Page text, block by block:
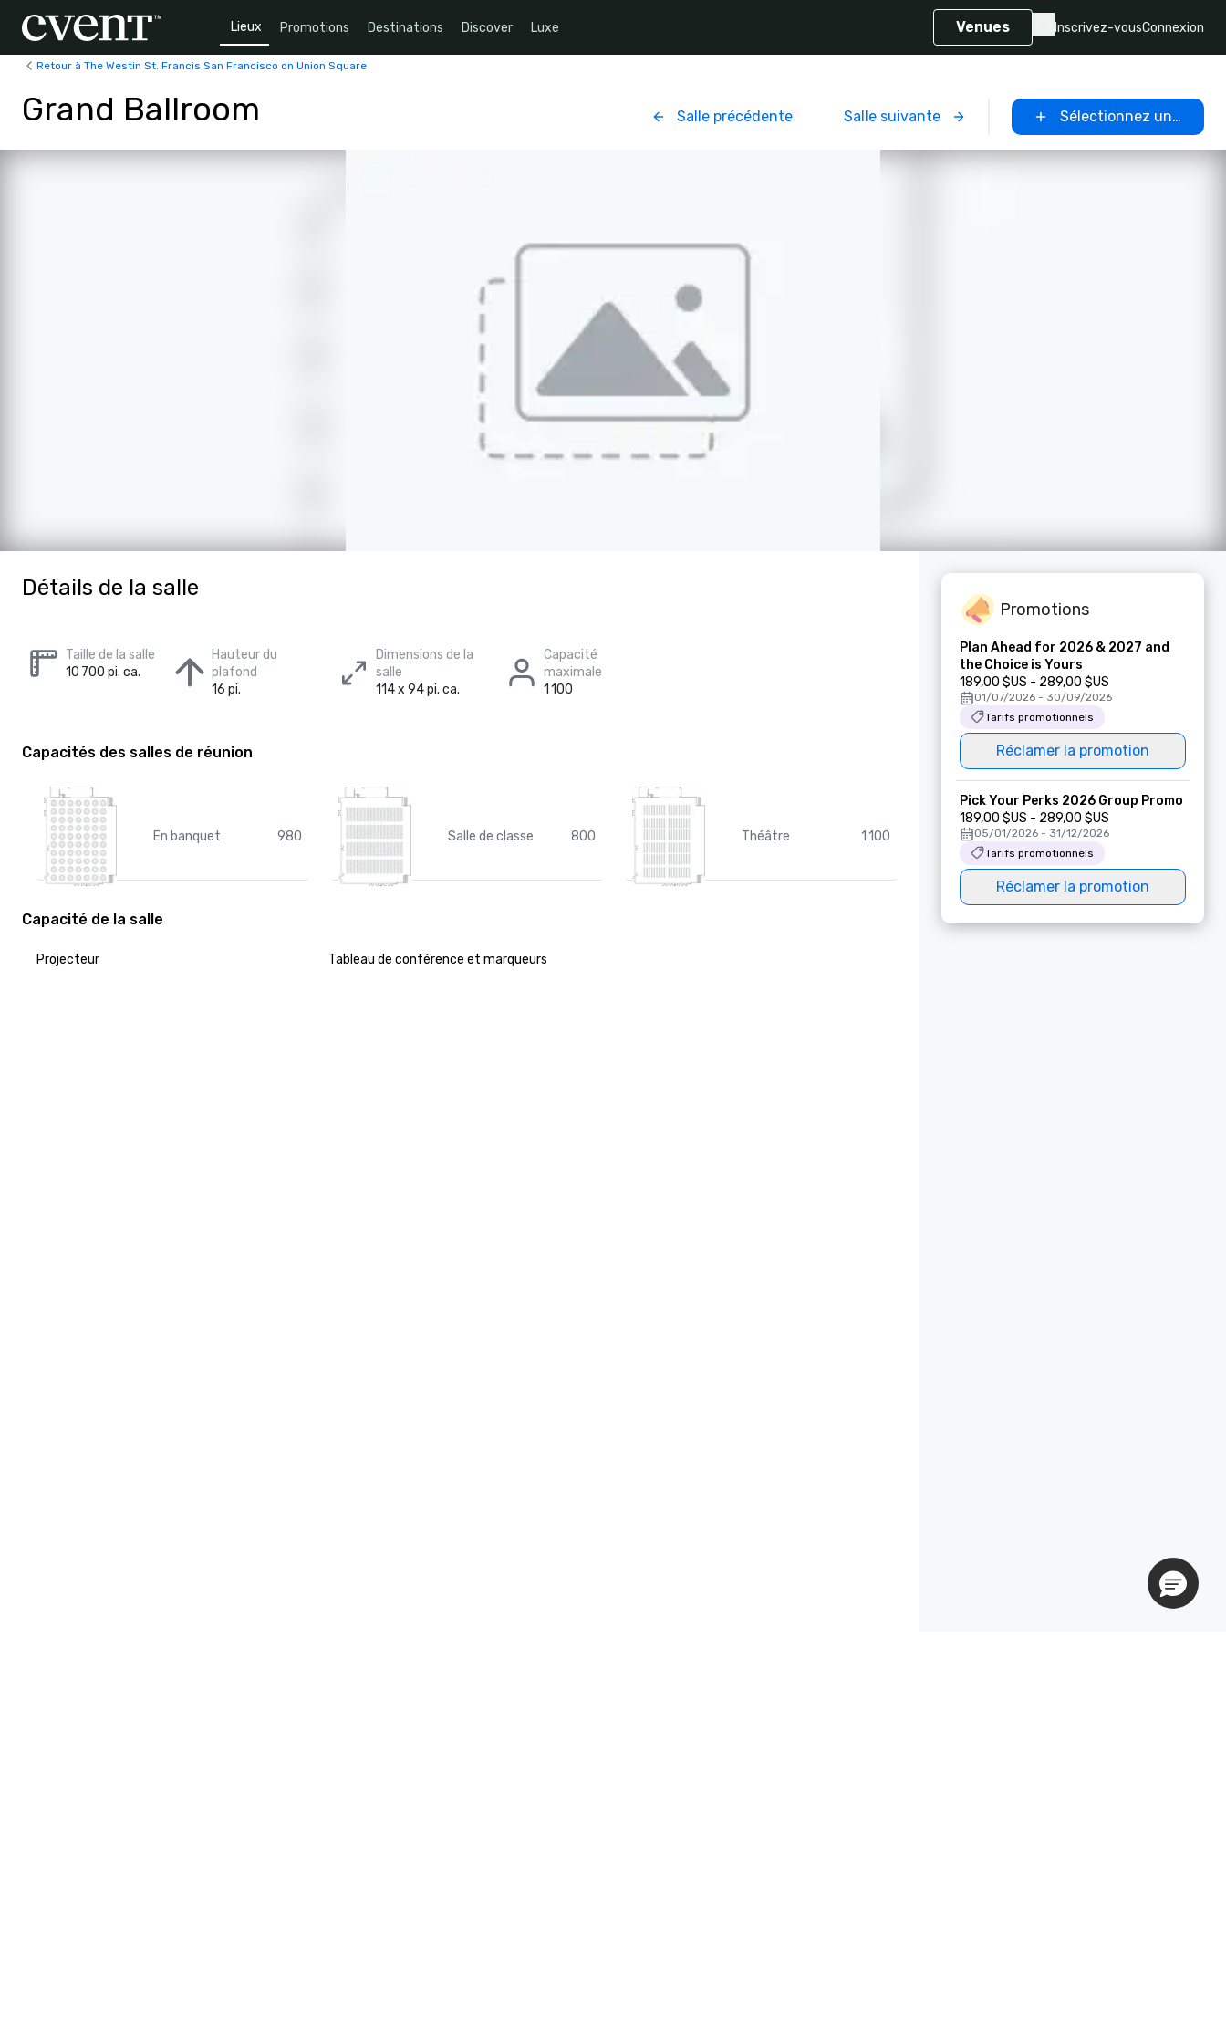
Lieux Promotions Destinations Discover Luxe Venues Inscrivez-vousConnexion
Retour à The Westin St. Francis San Francisco on Union Square
Grand Ballroom Salle précédente Salle suivante Sélectionnez un lieu
Détails de la salle
Taille de la salle
10 700 pi. ca.
Hauteur du
plafond
16 pi.
Dimensions de la
salle
114 x 94 pi. ca.
Capacité
maximale
1 100
Capacités des salles de réunion
En banquet 980 Salle de classe 800 Théâtre 1 100
Capacité de la salle
Projecteur Tableau de conférence et marqueurs
Promotions
Plan Ahead for 2026 & 2027 and
the Choice is Yours
189,00 $US - 289,00 $US
01/07/2026 - 30/09/2026
Tarifs promotionnels
Réclamer la promotion
Pick Your Perks 2026 Group Promo
189,00 $US - 289,00 $US
05/01/2026 - 31/12/2026
Tarifs promotionnels
Réclamer la promotion